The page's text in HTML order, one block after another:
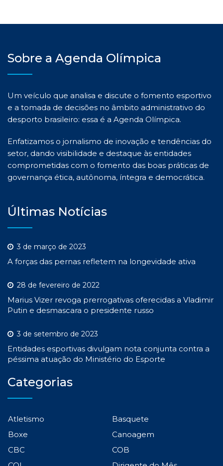
Sobre a Agenda Olímpica
Um veículo que analisa e discute o fomento esportivo
e a tomada de decisões no âmbito administrativo do
desporto brasileiro: essa é a Agenda Olímpica.
Enfatizamos o jornalismo de inovação e tendências do
setor, dando visibilidade e destaque às entidades
comprometidas com o fomento das boas práticas de
governança ética, autônoma, íntegra e democrática.
Últimas Notícias
3 de março de 2023
A forças das pernas refletem na longevidade ativa
28 de fevereiro de 2022
Marius Vizer revoga prerrogativas oferecidas a Vladimir
Putin e desmascara o presidente russo
3 de setembro de 2023
Entidades esportivas divulgam nota conjunta contra a
péssima atuação do Ministério do Esporte
Categorias
Atletismo
Basquete
Boxe
Canoagem
CBC
COB